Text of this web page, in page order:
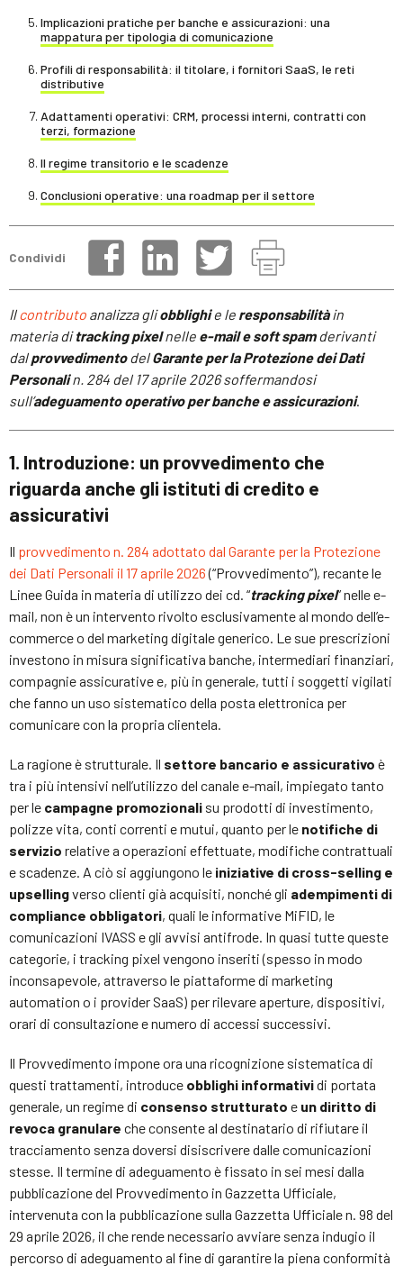
Implicazioni pratiche per banche e assicurazioni: una
mappatura per tipologia di comunicazione
Profili di responsabilità: il titolare, i fornitori SaaS, le reti
distributive
Adattamenti operativi: CRM, processi interni, contratti con
terzi, formazione
Il regime transitorio e le scadenze
Conclusioni operative: una roadmap per il settore
Condividi
Ilcontributo analizza gliobblighie le responsabilitàin
materia ditracking pixelnelle e-mail e soft spamderivanti
dalprovvedimentodelGarante per la Protezione dei Dati
Personalin. 284 del 17 aprile 2026 soffermandosi
sull’adeguamento operativo per banche e assicurazioni.
1. Introduzione: un provvedimento che
riguarda anche gli istituti di credito e
assicurativi
Il provvedimento n. 284 adottato dal Garante per la Protezione
dei Dati Personali il 17 aprile 2026(“Provvedimento”), recante le
Linee Guida in materia di utilizzo dei cd. “tracking pixel” nelle e-
mail, non è un intervento rivolto esclusivamente al mondo dell’e-
commerce o del marketing digitale generico. Le sue prescrizioni
investono in misura significativa banche, intermediari finanziari,
compagnie assicurative e, più in generale, tutti i soggetti vigilati
che fanno un uso sistematico della posta elettronica per
comunicare con la propria clientela.
La ragione è strutturale. Il settore bancario e assicurativo è
tra i più intensivi nell’utilizzo del canale e-mail, impiegato tanto
per le campagne promozionali su prodotti di investimento,
polizze vita, conti correnti e mutui, quanto per le notifiche di
servizio relative a operazioni effettuate, modifiche contrattuali
e scadenze. A ciò si aggiungono le iniziative di cross-selling e
upsellingverso clienti già acquisiti, nonché gli adempimenti di
compliance obbligatori, quali le informative MiFID, le
comunicazioni IVASS e gli avvisi antifrode. In quasi tutte queste
categorie, i tracking pixel vengono inseriti (spesso in modo
inconsapevole, attraverso le piattaforme di marketing
automation o i provider SaaS) per rilevare aperture, dispositivi,
orari di consultazione e numero di accessi successivi.
Il Provvedimento impone ora una ricognizione sistematica di
questi trattamenti, introduce obblighi informatividi portata
generale, un regime di consenso strutturato e un diritto di
revoca granulare che consente al destinatario di rifiutare il
tracciamento senza doversi disiscrivere dalle comunicazioni
stesse. Il termine di adeguamento è fissato in sei mesi dalla
pubblicazione del Provvedimento in Gazzetta Ufficiale,
intervenuta con la pubblicazione sulla Gazzetta Ufficiale n. 98 del
29 aprile 2026, il che rende necessario avviare senza indugio il
percorso di adeguamento al fine di garantire la piena conformità